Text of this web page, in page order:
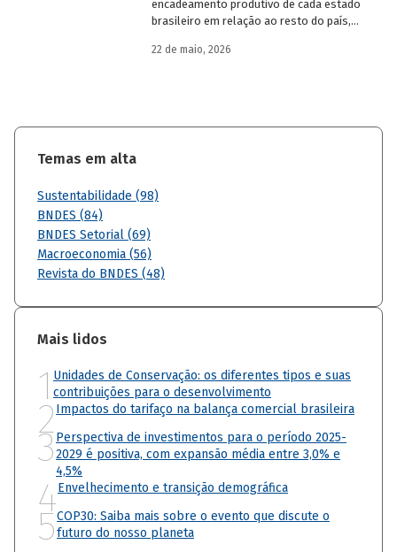
encadeamento produtivo de cada estado
brasileiro em relação ao resto do país,
quanto o estímulo a um estado ou setor
22 de maio, 2026
Temas em alta
Sustentabilidade (98)
BNDES (84)
BNDES Setorial (69)
Macroeconomia (56)
Revista do BNDES (48)
Mais lidos
1 Unidades de Conservação: os diferentes tipos e suas
contribuições para o desenvolvimento
2Impactos do tarifaço na balança comercial brasileira
3Perspectiva de investimentos para o período 2025-
2029 é positiva, com expansão média entre 3,0% e
4,5%
4Envelhecimento e transição demográfica
5COP30: Saiba mais sobre o evento que discute o
futuro do nosso planeta